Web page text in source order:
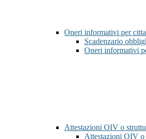
Oneri informativi per
Scadenzario
Oneri informativi
Attestazioni OIV o
Attestazioni OIV o